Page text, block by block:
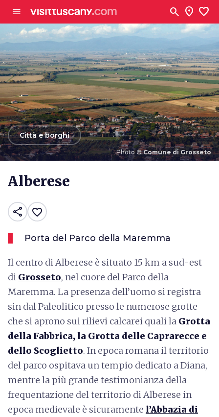
menu search location_on favorite
Photo ©Comune di Grosseto
arrow_backCittà e borghi
Alberese
share favorite_border
Porta del Parco della Maremma
Il centro di Alberese è situato 15 km a sud-est
di Grosseto, nel cuore del Parco della
Maremma. La presenza dell’uomo si registra
sin dal Paleolitico presso le numerose grotte
che si aprono sui rilievi calcarei quali la Grotta
della Fabbrica, la Grotta delle Caprarecce e
dello Scoglietto. In epoca romana il territorio
del parco ospitava un tempio dedicato a Diana,
mentre la più grande testimonianza della
frequentazione del territorio di Alberese in
epoca medievale è sicuramente l’Abbazia di